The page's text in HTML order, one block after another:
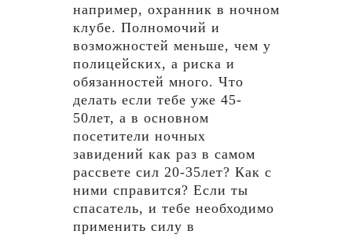
например, охранник в ночном
клубе. Полномочий и
возможностей меньше, чем у
полицейских, а риска и
обязанностей много. Что
делать если тебе уже 45-
50лет, а в основном
посетители ночных
завидений как раз в самом
рассвете сил 20-35лет? Как с
ними справится? Если ты
спасатель, и тебе необходимо
применить силу в